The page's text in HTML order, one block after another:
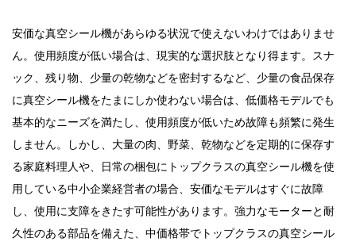
安価な真空シール機があらゆる状況で使えないわけではありませ
ん。 使用頻度が低い場合は、現実的な選択肢となり得ます。スナ
ック、残り物、少量の乾物などを密封するなど、少量の食品保存
に真空シール機をたまにしか使わない場合は、低価格モデルでも
基本的なニーズを満たし、使用頻度が低いため故障も頻繁に発生
しません。しかし、 大量の肉、野菜、乾物などを定期的に保存す
る家庭料理人や、日常の梱包にトップクラスの真空シール機を使
用している中小企業経営者の場合、安価なモデルはすぐに故障
し、使用に支障をきたす可能性があります。強力なモーターと耐
久性のある部品を備えた、中価格帯でトップクラスの真空シール